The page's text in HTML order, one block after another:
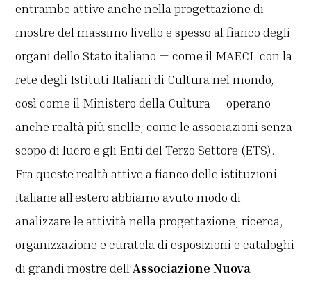
entrambe attive anche nella progettazione di
mostre del massimo livello e spesso al fianco degli
organi dello Stato italiano — come il MAECI, con la
rete degli Istituti Italiani di Cultura nel mondo,
così come il Ministero della Cultura — operano
anche realtà più snelle, come le associazioni senza
scopo di lucro e gli Enti del Terzo Settore (ETS).
Fra queste realtà attive a fianco delle istituzioni
italiane all’estero abbiamo avuto modo di
analizzare le attività nella progettazione, ricerca,
organizzazione e curatela di esposizioni e cataloghi
di grandi mostre dell’Associazione Nuova